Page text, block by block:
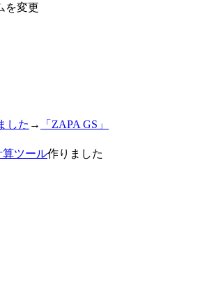
を変更
した →
「ZAPA GS」
算ツール作りました